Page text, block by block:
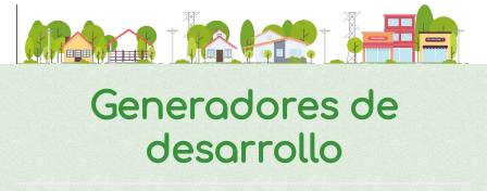
Generadores de
desarrollo